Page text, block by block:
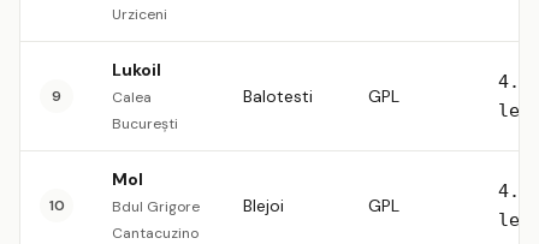
Urziceni
9
Lukoil
Calea
București
Balotesti GPL
10
Mol
Bdul Grigore
Cantacuzino
Blejoi GPL